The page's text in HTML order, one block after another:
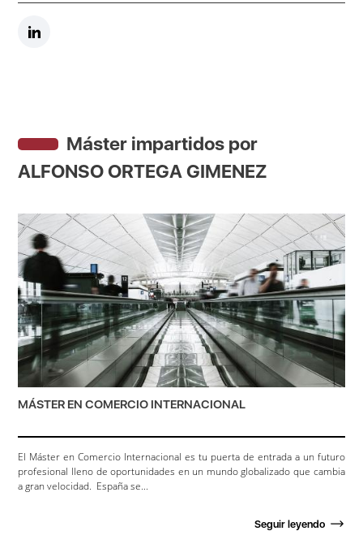
Máster impartidos por
ALFONSO ORTEGA GIMENEZ
MÁSTER EN COMERCIO INTERNACIONAL
El Máster en Comercio Internacional es tu puerta de entrada a un futuro
profesional lleno de oportunidades en un mundo globalizado que cambia
a gran velocidad. España se...
Seguir leyendo